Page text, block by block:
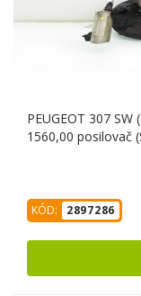
PEUGEOT 307
1560,00 posilovač
KÓD: 2897286